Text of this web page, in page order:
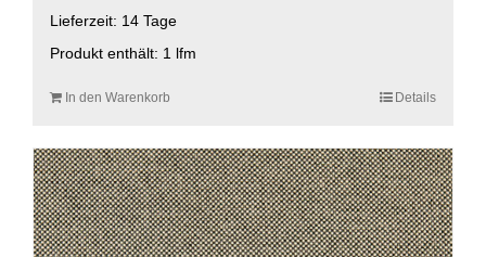
Lieferzeit: 14 Tage
Produkt enthält: 1 lfm
In den Warenkorb Details